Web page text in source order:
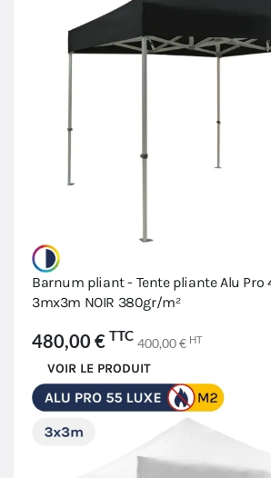
Barnum pliant - Tente pliante Alu Pro
3mx3m NOIR 380gr/m²
480,00 € TTC 400,00 € HT
VOIR LE PRODUIT